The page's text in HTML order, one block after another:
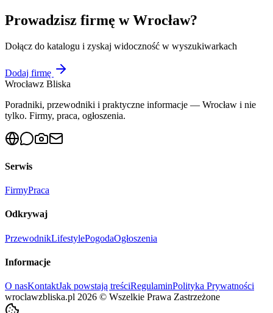
Prowadzisz firmę wWrocław?
Dołącz do katalogu i zyskaj widoczność w wyszukiwarkach
Dodaj firmę
Wrocławz Bliska
Poradniki, przewodniki i praktyczne informacje — Wrocław i nie
tylko. Firmy, praca, ogłoszenia.
Serwis
FirmyPraca
Odkrywaj
PrzewodnikLifestylePogodaOgłoszenia
Informacje
O nasKontaktJak powstają treściRegulaminPolityka Prywatności
wroclawzbliska.pl 2026 © Wszelkie Prawa Zastrzeżone